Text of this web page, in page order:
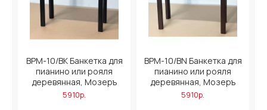
BPM-10/BK Банкетка для
пианино или рояля
деревянная, Мозеръ
5910р.
BPM-10/BN Банкетка для
пианино или рояля
деревянная, Мозеръ
5910р.